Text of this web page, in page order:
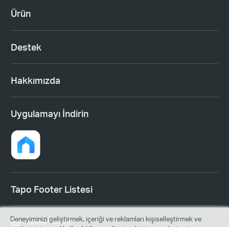
Ürün
Destek
Hakkımızda
Uygulamayı İndirin
Tapo Footer Listesi
Turkey | Türkçe
Deneyiminizi geliştirmek, içeriği ve reklamları kişiselleştirmek ve